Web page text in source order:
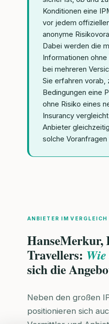
Konditionen eine
vor jedem
anonyme
Dabei werden die
Informationen
bei mehreren
Sie erfahren vorab,
Bedingungen eine
ohne Risiko eines
Insurancy
Anbieter
solche
ANBIETER IM VERGLEICH
HanseMerkur,
Travellers:
sich die
Neben den großen
positionieren sich